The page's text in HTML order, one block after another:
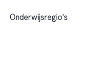
Onderwijsregio's